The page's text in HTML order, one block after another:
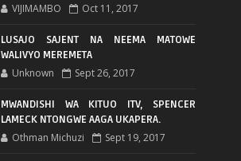
VIJIMAMBO Oct 11, 2017
LUSAJO SAJENT NA NEEMA MATOWE
WALIVYO MEREMETA
Unknown Sept 26, 2017
MWANDISHI WA KITUO ITV, SPENCER
LAMECK NTONGWE AAGA UKAPERA.
Othman Michuzi Sept 19, 2017